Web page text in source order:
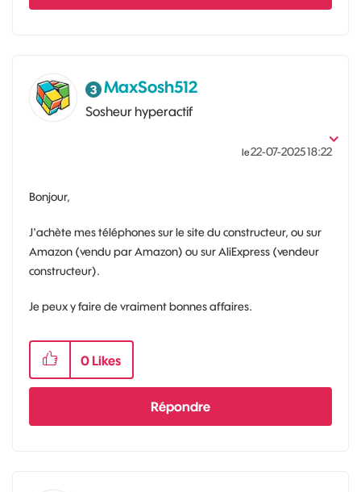
MaxSosh512
Sosheur hyperactif
le‎22-07-202518:22
Bonjour,
J'achète mes téléphones sur le site du constructeur, ou sur
Amazon (vendu par Amazon) ou sur AliExpress (vendeur
constructeur).
Je peux y faire de vraiment bonnes affaires.
0 Likes
Répondre